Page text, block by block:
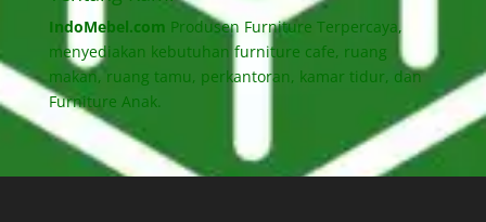
IndoMebel.com Produsen Furniture Terpercaya,
menyediakan kebutuhan furniture cafe, ruang
makan, ruang tamu, perkantoran, kamar tidur, dan
Furniture Anak.